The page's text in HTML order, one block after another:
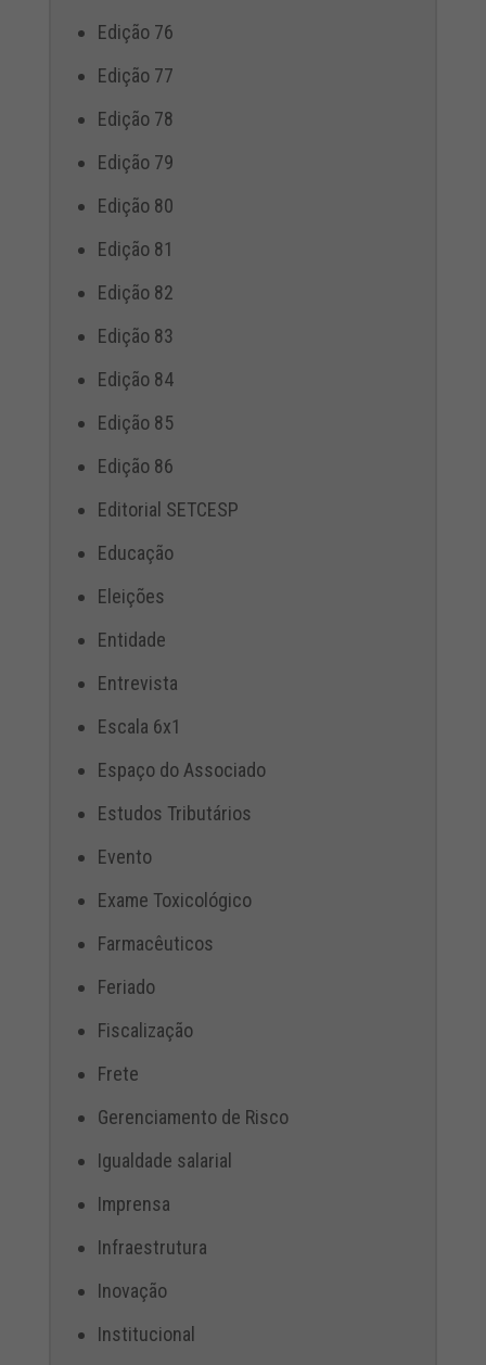
Edição 76
Edição 77
Edição 78
Edição 79
Edição 80
Edição 81
Edição 82
Edição 83
Edição 84
Edição 85
Edição 86
Editorial SETCESP
Educação
Eleições
Entidade
Entrevista
Escala 6x1
Espaço do Associado
Estudos Tributários
Evento
Exame Toxicológico
Farmacêuticos
Feriado
Fiscalização
Frete
Gerenciamento de Risco
Igualdade salarial
Imprensa
Infraestrutura
Inovação
Institucional